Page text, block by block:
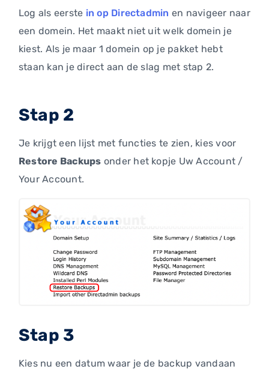
Log als eerste in op Directadmin en navigeer naar
een domein. Het maakt niet uit welk domein je
kiest. Als je maar 1 domein op je pakket hebt
staan kan je direct aan de slag met stap 2.
Stap 2
Je krijgt een lijst met functies te zien, kies voor
Restore Backups onder het kopje Uw Account /
Your Account.
Stap 3
Kies nu een datum waar je de backup vandaan